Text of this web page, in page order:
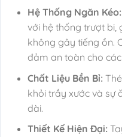
Hệ Thống Ngăn Kéo:
với hệ thống trượt
không gây tiếng ồn.
đảm an toàn cho
Chất Liệu Bền Bỉ:
khỏi trầy xước và sự
dài.
Thiết Kế Hiện Đại: